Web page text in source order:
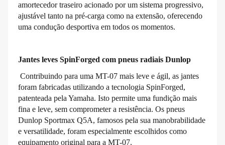
amortecedor traseiro acionado por um sistema progressivo,
ajustável tanto na pré-carga como na extensão, oferecendo
uma condução desportiva em todos os momentos.
Jantes leves SpinForged com pneus radiais Dunlop
Contribuindo para uma MT-07 mais leve e ágil, as jantes
foram fabricadas utilizando a tecnologia SpinForged,
patenteada pela Yamaha. Isto permite uma fundição mais
fina e leve, sem comprometer a resistência. Os pneus
Dunlop Sportmax Q5A, famosos pela sua manobrabilidade
e versatilidade, foram especialmente escolhidos como
equipamento original para a MT-07.